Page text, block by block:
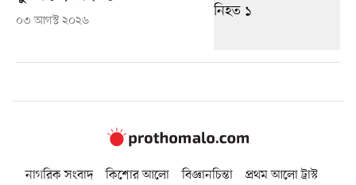
০৩ আগস্ট ২০২৬
নাগরিক সংবাদ কিশোর আলো বিজ্ঞানচিন্তা
প্রথম আলো ট্রাস্ট